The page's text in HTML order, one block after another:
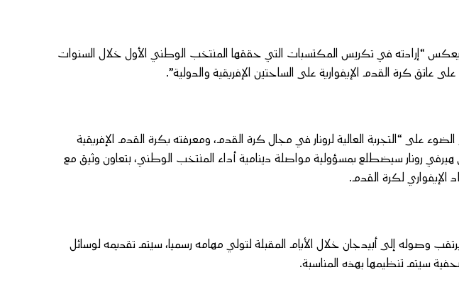
يعكس “إرادته في تكريس المكتسبات التي حققها المنتخب الوطني الأول خلال السنوات
عاتق كرة القدم الإيفوارية على الساحتين الإفريقية والدولية”.
على “التجربة العالية لرونار في مجال كرة القدم، ومعرفته بكرة القدم الإفريقية
هيرفي رونار سيضطلع بمسؤولية مواصلة دينامية أداء المنتخب الوطني، بتعاون وثيق مع
الإيفواري لكرة القدم.
وصوله إلى أبيدجان خلال الأيام المقبلة لتولي مهامه رسميا، سيتم تقديمه لوسائل
سيتم تنظيمها بهذه المناسبة.